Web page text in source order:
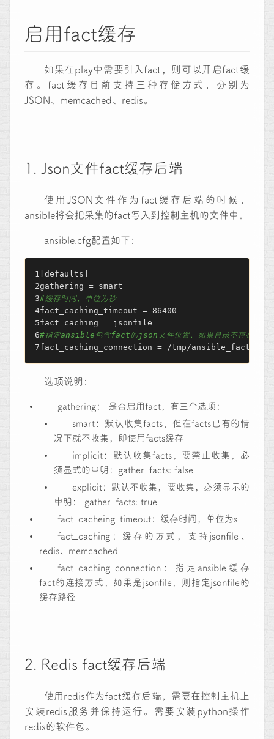
启用fact缓存
如果在play中需要引入fact，则可以开启fact缓
存。fact缓存目前支持三种存储方式，分别为
JSON、memcached、redis。
1. Json文件fact缓存后端
使用JSON文件作为fact缓存后端的时候，
ansible将会把采集的fact写入到控制主机的文件中。
ansible.cfg配置如下：
[defaults]
gathering = smart
#缓存时间，单位为秒
fact_caching_timeout = 86400
fact_caching = jsonfile
#指定ansible包含fact的json文件位置，如果目录不存在，会
fact_caching_connection = /tmp/
选项说明：
gathering： 是否启用fact，有三个选项：
smart：默认收集facts，但在facts已有的情
况下就不收集，即使用facts缓存
implicit：默认收集facts，要禁止收集，必
须显式的申明：gather_facts: false
explicit：默认不收集，要收集，必须显示的
申明： gather_facts: true
fact_cacheing_timeout：缓存时间，单位为s
fact_caching：缓存的方式，支持jsonfile、
redis、memcached
fact_caching_connection：指定ansible缓存
fact的连接方式，如果是jsonfile，则指定jsonfile的
缓存路径
2. Redis fact缓存后端
使用redis作为fact缓存后端，需要在控制主机上
安装redis服务并保持运行。需要安装python操作
redis的软件包。